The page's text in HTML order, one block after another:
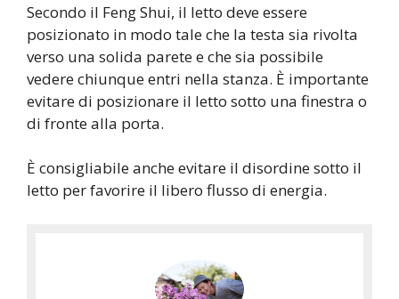
Secondo il Feng Shui, il letto deve essere
posizionato in modo tale che la testa sia rivolta
verso una solida parete e che sia possibile
vedere chiunque entri nella stanza. È importante
evitare di posizionare il letto sotto una finestra o
di fronte alla porta.
È consigliabile anche evitare il disordine sotto il
letto per favorire il libero flusso di energia.